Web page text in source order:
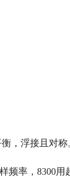
，浮接且对称
频率，8300用